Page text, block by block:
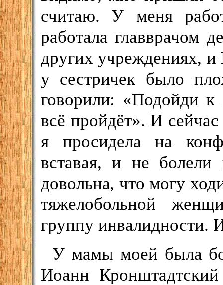
считаю. У меня
работала главврачом
других учреждениях, и
у сестричек было
говорили: «Подойди к
всё пройдёт». И
я просидела на
вставая, и не
довольна, что могу
тяжелобольной
группу инвалидности.
У мамы моей была
Иоанн